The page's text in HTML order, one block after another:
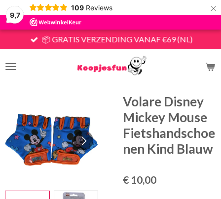
9,7
109 Reviews ×
📦 GRATIS VERZENDING VANAF €69 (NL)
Volare Disney
Mickey Mouse
Fietshandschoe
nen Kind Blauw
€ 10,00